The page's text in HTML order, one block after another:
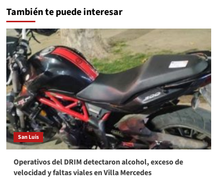
También te puede interesar
San Luis
Operativos del DRIM detectaron alcohol, exceso de
velocidad y faltas viales en Villa Mercedes